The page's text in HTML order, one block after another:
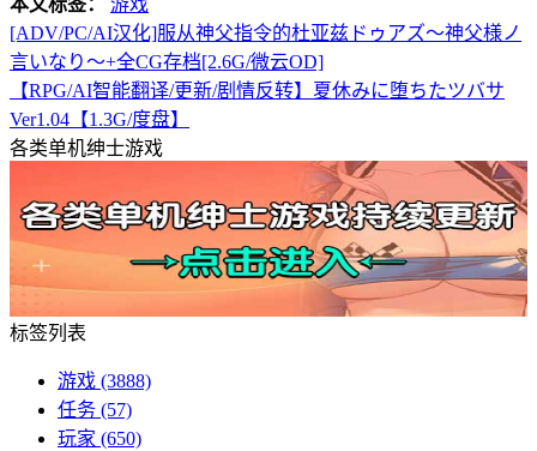
[ADV/PC/AI汉化]服从神父指令的杜亚兹ドゥアズ～神父様ノ
言いなり～+全CG存档[2.6G/微云OD]
【RPG/AI智能翻译/更新/剧情反转】夏休みに堕ちたツバサ
Ver1.04【1.3G/度盘】
各类单机绅士游戏
标签列表
游戏 (3888)
任务 (57)
玩家 (650)